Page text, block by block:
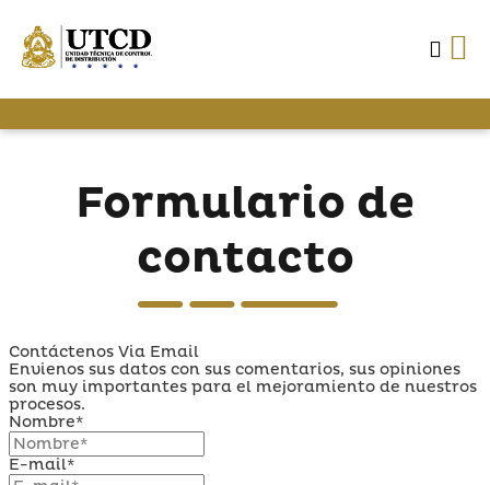
Formulario de
contacto
Contáctenos Via Email
Envienos sus datos con sus comentarios, sus opiniones
son muy importantes para el mejoramiento de nuestros
procesos.
Nombre*
E-mail*